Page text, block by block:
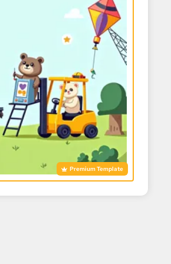
Premium Template